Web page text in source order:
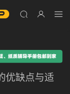
优缺点与适